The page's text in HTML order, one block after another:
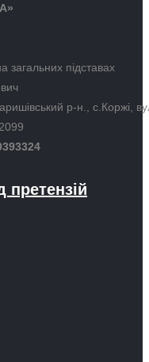
загальних підставах
р-н., с.Коржі,